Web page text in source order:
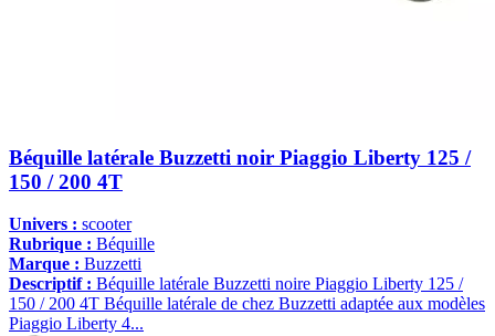
Béquille latérale Buzzetti noir Piaggio Liberty 125 /
150 / 200 4T
Univers : scooter
Rubrique : Béquille
Marque : Buzzetti
Descriptif : Béquille latérale Buzzetti noire Piaggio Liberty 125 /
150 / 200 4T Béquille latérale de chez Buzzetti adaptée aux modèles
Piaggio Liberty 4...